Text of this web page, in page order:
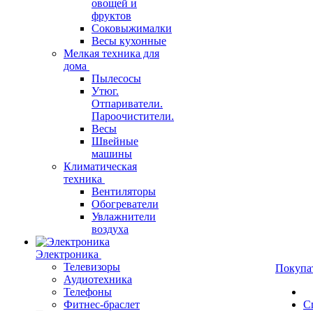
овощей и
фруктов
Соковыжималки
Весы кухонные
Мелкая техника для
дома
Пылесосы
Утюг.
Отпариватели.
Пароочистители.
Весы
Швейные
машины
Климатическая
техника
Вентиляторы
Обогреватели
Увлажнители
воздуха
Электроника
Телевизоры
Аудиотехника
Телефоны
Фитнес-браслет